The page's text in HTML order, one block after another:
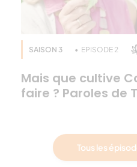
SAISON 3 EPISODE 2
Mais que cultive
faire ? Paroles de
Tous les